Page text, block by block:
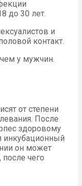
до 30 лет.
и
контакт.
у мужчин.
от степени
После
здоровому
инкубационный
он может
после чего